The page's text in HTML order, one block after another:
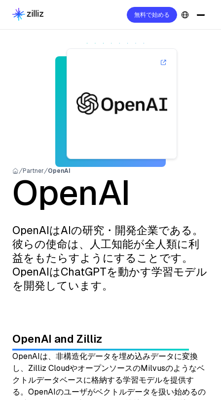
無料で始める
Partner OpenAI
OpenAI
OpenAIはAIの研究・開発企業である。
彼らの使命は、人工知能が全人類に利
益をもたらすようにすることです。
OpenAIはChatGPTを動かす学習モデル
を開発しています。
OpenAI and Zilliz
OpenAIは、非構造化データを埋め込みデータに変換
し、Zilliz CloudやオープンソースのMilvusのようなベ
クトルデータベースに格納する学習モデルを提供す
る。OpenAIのユーザがベクトルデータを扱い始めるの